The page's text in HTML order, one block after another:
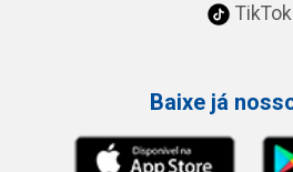
TikTok
Baixe já